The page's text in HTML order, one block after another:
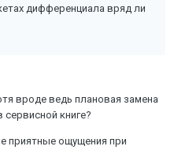
дифференциала вряд ли
вроде ведь плановая замена
книге?
приятные ощущения при